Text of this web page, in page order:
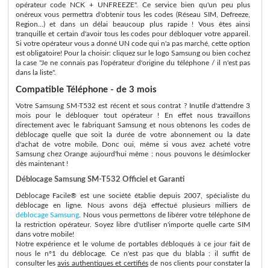
opérateur code NCK + UNFREEZE". Ce service bien qu'un peu plus
onéreux vous permettra d'obtenir tous les codes (Réseau SIM, Defreeze,
Region...) et dans un délai beaucoup plus rapide ! Vous êtes ainsi
tranquille et certain d'avoir tous les codes pour débloquer votre appareil.
Si votre opérateur vous a donné UN code qui n'a pas marché, cette option
est obligatoire! Pour la choisir: cliquez sur le logo Samsung ou bien cochez
la case "Je ne connais pas l'opérateur d'origine du téléphone / il n'est pas
dans la liste".
Compatible Téléphone - de 3 mois
Votre Samsung SM-T532 est récent et sous contrat ? Inutile d'attendre 3
mois pour le débloquer tout opérateur ! En effet nous travaillons
directement avec le fabriquant Samsung et nous obtenons les codes de
déblocage quelle que soit la durée de votre abonnement ou la date
d'achat de votre mobile. Donc oui, même si vous avez acheté votre
Samsung chez Orange aujourd'hui même : nous pouvons le désimlocker
dès maintenant !
Déblocage Samsung SM-T532 Officiel et Garanti
Déblocage Facile® est une société établie depuis 2007, spécialiste du
déblocage en ligne. Nous avons déjà effectué plusieurs milliers de
déblocage Samsung . Nous vous permettons de libérer votre téléphone de
la restriction opérateur. Soyez libre d'utiliser n'importe quelle carte SIM
dans votre mobile!
Notre expérience et le volume de portables débloqués à ce jour fait de
nous le n°1 du déblocage. Ce n'est pas que du blabla : il suffit de
consulter lesavis authentiques et certifiésde nos clients pour constater la